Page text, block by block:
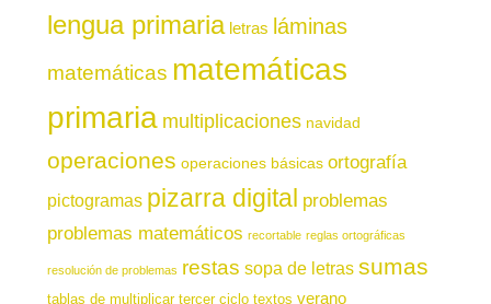
lengua primaria letras láminas
matemáticas matemáticas
primaria multiplicaciones navidad
operaciones operaciones básicas ortografía
pictogramas pizarra digital problemas
problemas matemáticos recortable reglas ortográficas
resolución de problemas restas sopa de letras sumas
tablas de multiplicar tercer ciclo textos verano